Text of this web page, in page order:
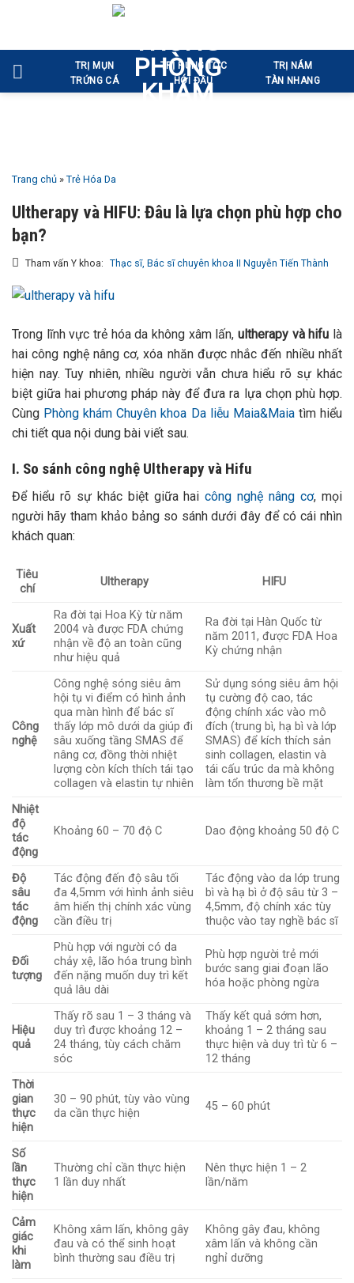
nội
dung
TRỊ MỤN
TRỨNG CÁ
TRỊ RỤNG TÓC
HÓI ĐẦU
TRỊ NÁM
TÀN NHANG
Trang chủ » Trẻ Hóa Da
Ultherapy và HIFU: Đâu là lựa chọn phù hợp cho
bạn?
Tham vấn Y khoa: Thạc sĩ, Bác sĩ chuyên khoa II Nguyễn Tiến Thành
Trong lĩnh vực trẻ hóa da không xâm lấn, ultherapy và hifu là
hai công nghệ nâng cơ, xóa nhăn được nhắc đến nhiều nhất
hiện nay. Tuy nhiên, nhiều người vẫn chưa hiểu rõ sự khác
biệt giữa hai phương pháp này để đưa ra lựa chọn phù hợp.
Cùng Phòng khám Chuyên khoa Da liễu Maia&Maiatìm hiểu
chi tiết qua nội dung bài viết sau.
I. So sánh công nghệ Ultherapy và Hifu
Để hiểu rõ sự khác biệt giữa haicông nghệ nâng cơ, mọi
người hãy tham khảo bảng so sánh dưới đây để có cái nhìn
khách quan:
Tiêu
chí
Ultherapy HIFU
Xuất
xứ
Ra đời tại Hoa Kỳ từ năm
2004 và được FDA chứng
nhận về độ an toàn cũng
như hiệu quả
Ra đời tại Hàn Quốc từ
năm 2011, được FDA Hoa
Kỳ chứng nhận
Công
nghệ
Công nghệ sóng siêu âm
hội tụ vi điểm có hình ảnh
qua màn hình để bác sĩ
thấy lớp mô dưới da giúp đi
sâu xuống tầng SMAS để
nâng cơ, đồng thời nhiệt
lượng còn kích thích tái tạo
collagen và elastin tự nhiên
Sử dụng sóng siêu âm hội
tụ cường độ cao, tác
động chính xác vào mô
đích (trung bì, hạ bì và lớp
SMAS) để kích thích sản
sinh collagen, elastin và
tái cấu trúc da mà không
làm tổn thương bề mặt
Nhiệt
độ
tác
động
Khoảng 60 – 70 độ C Dao động khoảng 50 độ C
Độ
sâu
tác
động
Tác động đến độ sâu tối
đa 4,5mm với hình ảnh siêu
âm hiển thị chính xác vùng
cần điều trị
Tác động vào da lớp trung
bì và hạ bì ở độ sâu từ 3 –
4,5mm, độ chính xác tùy
thuộc vào tay nghề bác sĩ
Đối
tượng
Phù hợp với người có da
chảy xệ, lão hóa trung bình
đến nặng muốn duy trì kết
quả lâu dài
Phù hợp người trẻ mới
bước sang giai đoạn lão
hóa hoặc phòng ngừa
Hiệu
quả
Thấy rõ sau 1 – 3 tháng và
duy trì được khoảng 12 –
24 tháng, tùy cách chăm
sóc
Thấy kết quả sớm hơn,
khoảng 1 – 2 tháng sau
thực hiện và duy trì từ 6 –
12 tháng
Thời
gian
thực
hiện
30 – 90 phút, tùy vào vùng
da cần thực hiện
45 – 60 phút
Số
lần
thực
hiện
Thường chỉ cần thực hiện
1 lần duy nhất
Nên thực hiện 1 – 2
lần/năm
Cảm
giác
khi
làm
Không xâm lấn, không gây
đau và có thể sinh hoạt
bình thường sau điều trị
Không gây đau, không
xâm lấn và không cần
nghỉ dưỡng